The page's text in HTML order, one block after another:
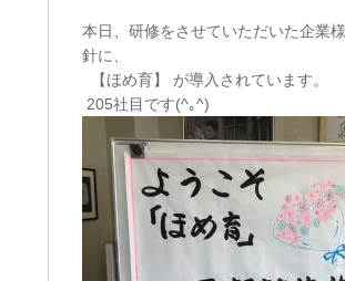
本日、研修をさせていただいた企業
針に、
【ほめ育】 が導入されています。
205社目です(^｡^)